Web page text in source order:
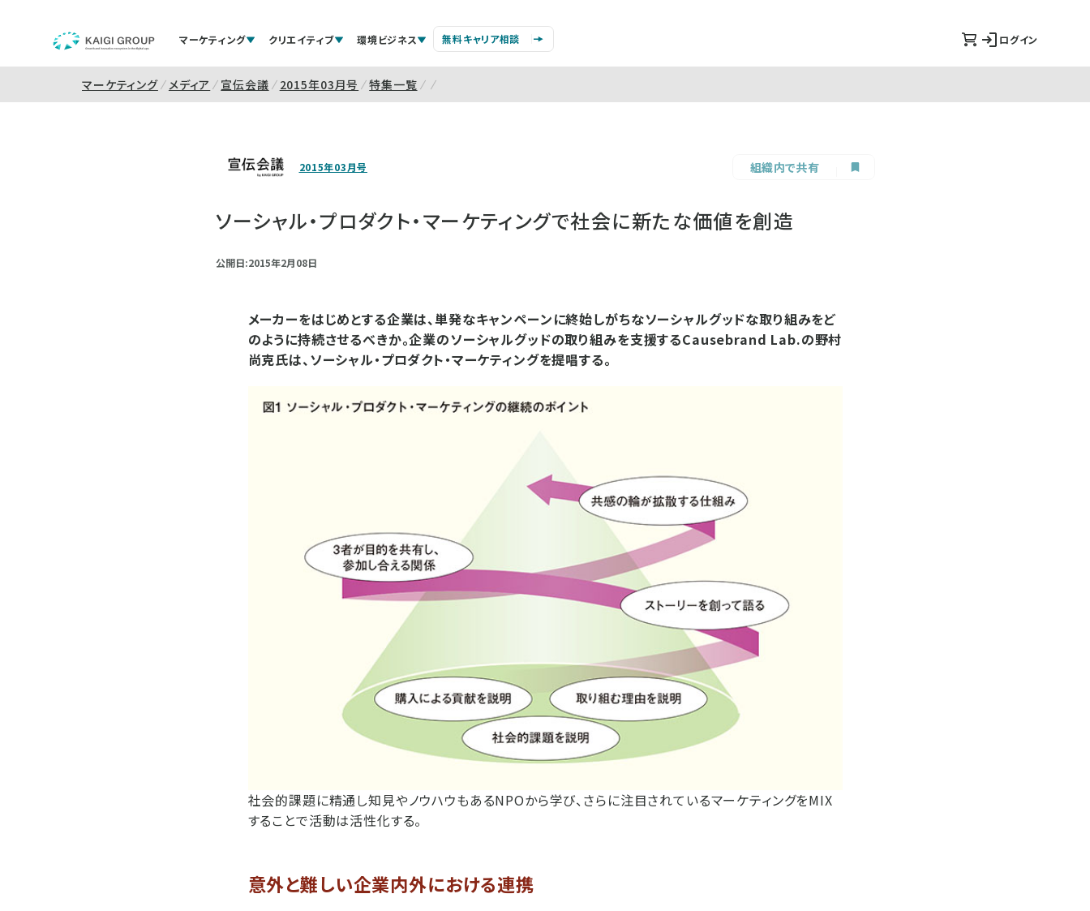
マーケティング クリエイティブ 環境ビジネス 無料キャリア相談 ログイン
マーケティング メディア 宣伝会議 2015年03月号 特集一覧
2015年03月号 組織内で共有
ソーシャル・プロダクト・マーケティングで社会に新たな価値を創造
公開日:2015年2月08日
メーカーをはじめとする企業は、単発なキャンペーンに終始しがちなソーシャルグッドな取り組みをど
のように持続させるべきか。企業のソーシャルグッドの取り組みを支援するCausebrand Lab.の野村
尚克氏は、ソーシャル・プロダクト・マーケティングを提唱する。
社会的課題に精通し知見やノウハウもあるNPOから学び、さらに注目されているマーケティングをMIX
することで活動は活性化する。
意外と難しい企業内外における連携